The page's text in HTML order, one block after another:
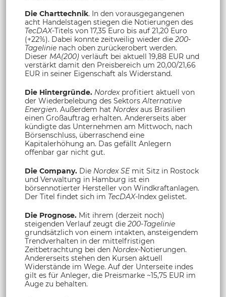
Die Charttechnik. In den vorausgegangenen
acht Handelstagen stiegen die Notierungen des
TecDAX-Titels von 17,35 Euro bis auf 21,20 Euro
(+22%). Dabei konnte zeitweilig wieder die 200-
Tagelinie nach oben zurückerobert werden.
Dieser MA(200) verläuft bei aktuell 19,88 EUR und
verstärkt damit den Preisbereich um 20,00/21,66
EUR in seiner Eigenschaft als Widerstand.
Die Hintergründe. Nordexprofitiert aktuell von
der Wiederbelebung des SektorsAlternative
Energien. Außerdem hat Nordexaus Brasilien
einen Großauftrag erhalten. Andererseits aber
kündigte das Unternehmen am Mittwoch, nach
Börsenschluss, überraschend eine
Kapitalerhöhung an. Das gefällt Anlegern
offenbar gar nicht gut.
Die Company. Die Nordex SEmit Sitz in Rostock
und Verwaltung in Hamburg ist ein
börsennotierter Hersteller von Windkraftanlagen.
Der Titel findet sich im TecDAX-Index gelistet.
Die Prognose. Mit ihrem (derzeit noch)
steigenden Verlauf zeugt die 200-Tagelinie
grundsätzlich von einem intakten, ansteigendem
Trendverhalten in der mittelfristigen
Zeitbetrachtung bei den Nordex-Notierungen.
Andererseits stehen den Kursen aktuell
Widerstände im Wege. Auf der Unterseite indes
gilt es für Anleger, die Preismarke ~15,75 EUR im
Auge zu behalten.